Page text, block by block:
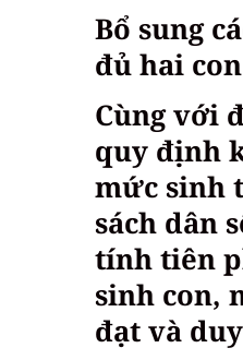
Bổ sung
đủ hai con
Cùng với
quy định
mức sinh
sách dân
tính tiên
sinh con,
đạt và